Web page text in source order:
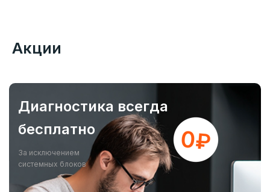
Акции
Диагностика всегда
бесплатно
За исключением
системных блоков